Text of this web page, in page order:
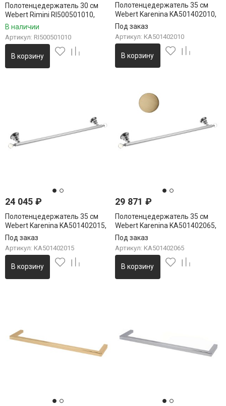
Полотенцедержатель 30 см
Webert Rimini RI500501010,
золото
В наличии
Артикул: RI500501010
В корзину
Полотенцедержатель 35 см
Webert Karenina KA501402010,
золото
Под заказ
Артикул: KA501402010
В корзину
24 045 ₽
Полотенцедержатель 35 см
Webert Karenina KA501402015,
хром
Под заказ
Артикул: KA501402015
В корзину
29 871₽
Полотенцедержатель 35 см
Webert Karenina KA501402065,
бронза
Под заказ
Артикул: KA501402065
В корзину